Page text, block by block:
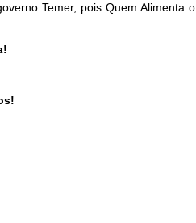
Temer, pois Quem Alimenta o